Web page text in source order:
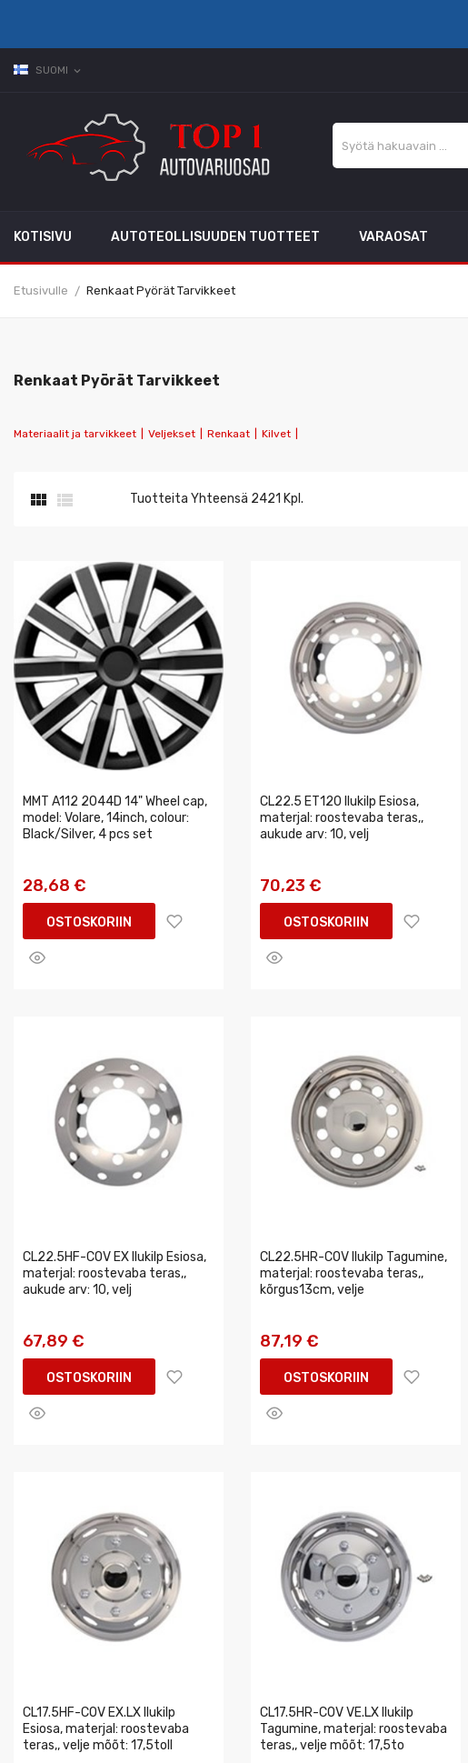
SUOMI expand_more
KOTISIVU AUTOTEOLLISUUDEN TUOTTEET VARAOSAT
Etusivulle Renkaat Pyörät Tarvikkeet
Renkaat Pyörät Tarvikkeet
Materiaalit ja tarvikkeet Veljekset Renkaat Kilvet
  Tuotteita Yhteensä 2421 Kpl.
MMT A112 2044D 14" Wheel cap,
model: Volare, 14inch, colour:
Black/Silver, 4 pcs set
28,68 €
OSTOSKORIIN
CL22.5 ET120 Ilukilp Esiosa,
materjal: roostevaba teras,,
aukude arv: 10, velj
70,23 €
OSTOSKORIIN
CL22.5HF-COV EX Ilukilp Esiosa,
materjal: roostevaba teras,,
aukude arv: 10, velj
67,89 €
OSTOSKORIIN
CL22.5HR-COV Ilukilp Tagumine,
materjal: roostevaba teras,,
kõrgus13cm, velje
87,19 €
OSTOSKORIIN
CL17.5HF-COV EX.LX Ilukilp
Esiosa, materjal: roostevaba
teras,, velje mõõt: 17,5toll
CL17.5HR-COV VE.LX Ilukilp
Tagumine, materjal: roostevaba
teras,, velje mõõt: 17,5to